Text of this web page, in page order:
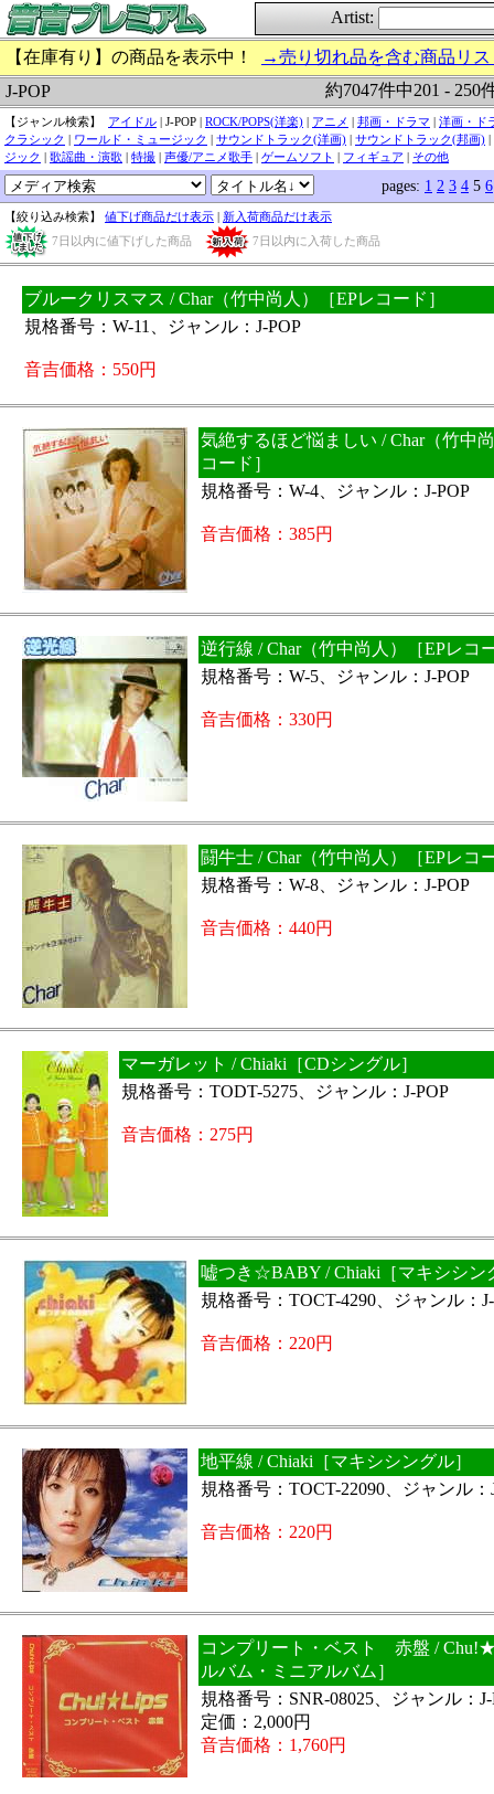
Artist:
【在庫有り】の商品を表示中！
→売り切れ品を含む商品リ
J-POP
約7047件中201 - 250
【ジャンル検索】 アイドル | J-POP | ROCK/POPS(洋楽) | アニメ | 邦画・ドラマ | 洋画・ド
クラシック | ワールド・ミュージック | サウンドトラック(洋画) | サウンドトラック(邦画) |
ジック | 歌謡曲・演歌 | 特撮 | 声優/アニメ歌手 | ゲームソフト | フィギュア | その他
pages: 1 2 3 4 5 6
【絞り込み検索】 値下げ商品だけ表示 | 新入荷商品だけ表示
7日以内に値下げした商品
7日以内に入荷した商品
ブルークリスマス / Char（竹中尚人）［EPレコード］
規格番号：W-11、ジャンル：J-POP
音吉価格：550円
気絶するほど悩ましい / Char（竹中
コード］
規格番号：W-4、ジャンル：J-POP
音吉価格：385円
逆行線 / Char（竹中尚人）［EPレコ
規格番号：W-5、ジャンル：J-POP
音吉価格：330円
闘牛士 / Char（竹中尚人）［EPレコ
規格番号：W-8、ジャンル：J-POP
音吉価格：440円
マーガレット / Chiaki［CDシングル］
規格番号：TODT-5275、ジャンル：J-POP
音吉価格：275円
嘘つき☆BABY / Chiaki［マキシシン
規格番号：TOCT-4290、ジャンル：
音吉価格：220円
地平線 / Chiaki［マキシシングル］
規格番号：TOCT-22090、ジャンル：
音吉価格：220円
コンプリート・ベスト 赤盤 /
ルバム・ミニアルバム］
規格番号：SNR-08025、ジャンル：J-
定価：2,000円
音吉価格：1,760円